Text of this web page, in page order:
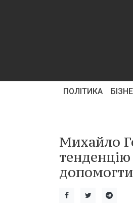
ПОЛІТИКА
Михайло
тенденцію